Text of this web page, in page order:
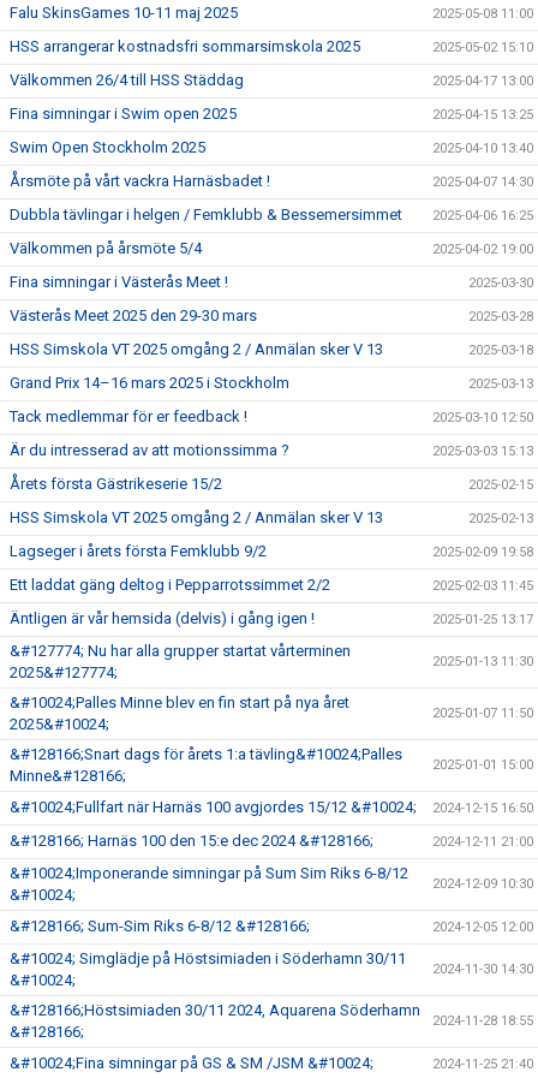
Falu SkinsGames 10-11 maj 2025 2025-05-08 11:00
HSS arrangerar kostnadsfri sommarsimskola 2025 2025-05-02 15:10
Välkommen 26/4 till HSS Städdag 2025-04-17 13:00
Fina simningar i Swim open 2025 2025-04-15 13:25
Swim Open Stockholm 2025 2025-04-10 13:40
Årsmöte på vårt vackra Harnäsbadet ! 2025-04-07 14:30
Dubbla tävlingar i helgen / Femklubb & Bessemersimmet 2025-04-06 16:25
Välkommen på årsmöte 5/4 2025-04-02 19:00
Fina simningar i Västerås Meet ! 2025-03-30
Västerås Meet 2025 den 29-30 mars 2025-03-28
HSS Simskola VT 2025 omgång 2 / Anmälan sker V 13 2025-03-18
Grand Prix 14–16 mars 2025 i Stockholm 2025-03-13
Tack medlemmar för er feedback ! 2025-03-10 12:50
Är du intresserad av att motionssimma ? 2025-03-03 15:13
Årets första Gästrikeserie 15/2 2025-02-15
HSS Simskola VT 2025 omgång 2 / Anmälan sker V 13 2025-02-13
Lagseger i årets första Femklubb 9/2 2025-02-09 19:58
Ett laddat gäng deltog i Pepparrotssimmet 2/2 2025-02-03 11:45
Äntligen är vår hemsida (delvis) i gång igen ! 2025-01-25 13:17
&#127774; Nu har alla grupper startat vårterminen
2025&#127774;
2025-01-13 11:30
&#10024;Palles Minne blev en fin start på nya året
2025&#10024;
2025-01-07 11:50
&#128166;Snart dags för årets 1:a tävling&#10024;Palles
Minne&#128166;
2025-01-01 15:00
&#10024;Fullfart när Harnäs 100 avgjordes 15/12 &#10024; 2024-12-15 16:50
&#128166; Harnäs 100 den 15:e dec 2024 &#128166; 2024-12-11 21:00
&#10024;Imponerande simningar på Sum Sim Riks 6-8/12
&#10024;
2024-12-09 10:30
&#128166; Sum-Sim Riks 6-8/12 &#128166; 2024-12-05 12:00
&#10024; Simglädje på Höstsimiaden i Söderhamn 30/11
&#10024;
2024-11-30 14:30
&#128166;Höstsimiaden 30/11 2024, Aquarena Söderhamn
&#128166;
2024-11-28 18:55
&#10024;Fina simningar på GS & SM /JSM &#10024; 2024-11-25 21:40